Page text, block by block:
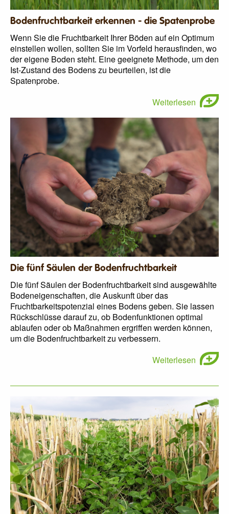
Bodenfruchtbarkeit erkennen - die Spatenprobe
Wenn Sie die Fruchtbarkeit Ihrer Böden auf ein Optimum
einstellen wollen, sollten Sie im Vorfeld herausfinden, wo
der eigene Boden steht. Eine geeignete Methode, um den
Ist-Zustand des Bodens zu beurteilen, ist die
Spatenprobe.
Weiterlesen
Die fünf Säulen der Bodenfruchtbarkeit
Die fünf Säulen der Bodenfruchtbarkeit sind ausgewählte
Bodeneigenschaften, die Auskunft über das
Fruchtbarkeitspotenzial eines Bodens geben. Sie lassen
Rückschlüsse darauf zu, ob Bodenfunktionen optimal
ablaufen oder ob Maßnahmen ergriffen werden können,
um die Bodenfruchtbarkeit zu verbessern.
Weiterlesen